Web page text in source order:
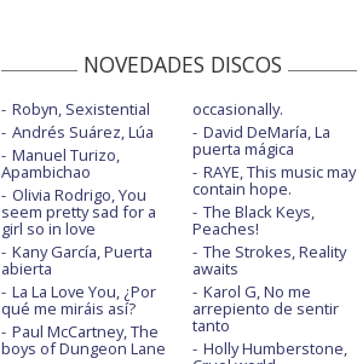
NOVEDADES DISCOS
Robyn, Sexistential
Andrés Suárez, Lúa
Manuel Turizo,
Apambichao
Olivia Rodrigo, You
seem pretty sad for a
girl so in love
Kany García, Puerta
abierta
La La Love You, ¿Por
qué me miráis así?
Paul McCartney, The
boys of Dungeon Lane
occasionally.
David DeMaría, La
puerta mágica
RAYE, This music may
contain hope.
The Black Keys,
Peaches!
The Strokes, Reality
awaits
Karol G, No me
arrepiento de sentir
tanto
Holly Humberstone,